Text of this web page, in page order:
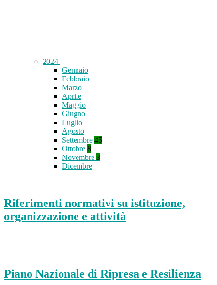
2024
Gennaio
Febbraio
Marzo
Aprile
Maggio
Giugno
Luglio
Agosto
Settembre 45
Ottobre 8
Novembre 3
Dicembre
Riferimenti normativi su istituzione,
organizzazione e attività
Piano Nazionale di Ripresa e Resilienza